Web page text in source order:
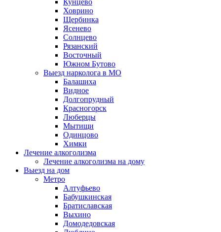
Кунцево
Ховрино
Щербинка
Ясенево
Солнцево
Рязанский
Восточный
Южном Бутово
Выезд нарколога в МО
Балашиха
Видное
Долгопрудный
Красногорск
Люберцы
Мытищи
Одинцово
Химки
Лечение алкоголизма
Лечение алкоголизма на дому
Выезд на дом
Метро
Алтуфьево
Бабушкинская
Братиславская
Выхино
Домодедовская